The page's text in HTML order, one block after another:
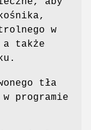
w
a także
tła
programie